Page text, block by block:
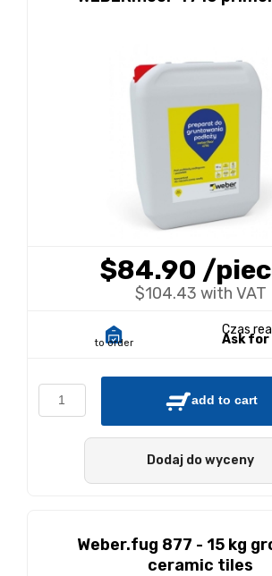
$84.90 /
$104.43 with VAT
to order
Czas
Ask
add to cart
Dodaj do wyceny
Weber.fug 877 - 15 kg
ceramic tiles